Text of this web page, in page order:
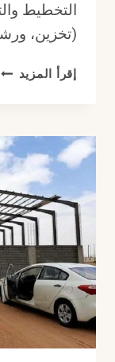
التخطيط
(تخزين،
إقرأ المزيد
في